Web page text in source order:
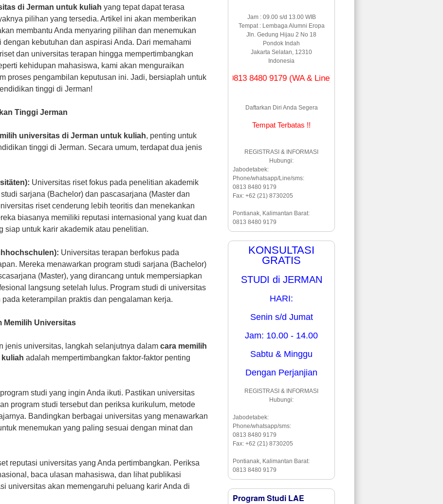
di Jerman untuk kuliah yang tepat dapat terasa
pilihan yang tersedia. Artikel ini akan memberikan
membantu Anda menyaring pilihan dan menemukan
kebutuhan dan aspirasi Anda. Dari memahami
dan universitas terapan hingga mempertimbangkan
kehidupan mahasiswa, kami akan menguraikan
proses pengambilan keputusan ini. Jadi, bersiaplah untuk
tinggi di Jerman!
Tinggi Jerman
universitas di Jerman untuk kuliah, penting untuk
tinggi di Jerman. Secara umum, terdapat dua jenis
Universitas riset fokus pada penelitian akademik
sarjana (Bachelor) dan pascasarjana (Master dan
riset cenderung lebih teoritis dan menekankan
biasanya memiliki reputasi internasional yang kuat dan
siap untuk karir akademik atau penelitian.
Universitas terapan berfokus pada
Mereka menawarkan program studi sarjana (Bachelor)
(Master), yang dirancang untuk mempersiapkan
langsung setelah lulus. Program studi di universitas
keterampilan praktis dan pengalaman kerja.
Memilih Universitas
jenis universitas, langkah selanjutnya dalam cara memilih
adalah mempertimbangkan faktor-faktor penting
studi yang ingin Anda ikuti. Pastikan universitas
program studi tersebut dan periksa kurikulum, metode
Bandingkan berbagai universitas yang menawarkan
menemukan yang paling sesuai dengan minat dan
reputasi universitas yang Anda pertimbangkan. Periksa
baca ulasan mahasiswa, dan lihat publikasi
universitas akan memengaruhi peluang karir Anda di
Jam : 09.00 s/d 13.00 WIB
Tempat : Lembaga Alumni Eropa
Jln. Gedung Hijau 2 No 18
Pondok Indah
Jakarta Selatan, 12310
Indonesia
Pendaftaran & Informasi Hub: 0813 8480 9179 (WA & Line)
Daftarkan Diri Anda Segera
Tempat Terbatas !!
REGISTRASI & INFORMASI
Hubungi:
Jabodetabek:
Phone/whatsapp/Line/sms:
0813 8480 9179
Fax: +62 (21) 8730205
Pontianak, Kalimantan Barat:
0813 8480 9179
KONSULTASI
GRATIS
STUDI di JERMAN
HARI:
Senin s/d Jumat
Jam: 10.00 - 14.00
Sabtu & Minggu
Dengan Perjanjian
REGISTRASI & INFORMASI
Hubungi:
Jabodetabek:
Phone/whatsapp/sms:
0813 8480 9179
Fax: +62 (21) 8730205
Pontianak, Kalimantan Barat:
0813 8480 9179
Program Studi LAE